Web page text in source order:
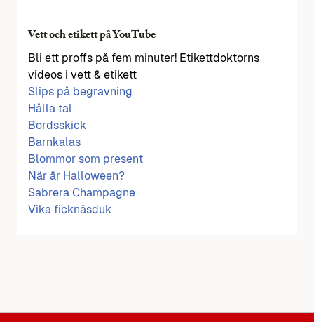
Vett och etikett på YouTube
Bli ett proffs på fem minuter! Etikettdoktorns
videos i vett & etikett
Slips på begravning
Hålla tal
Bordsskick
Barnkalas
Blommor som present
När är Halloween?
Sabrera Champagne
Vika ficknäsduk